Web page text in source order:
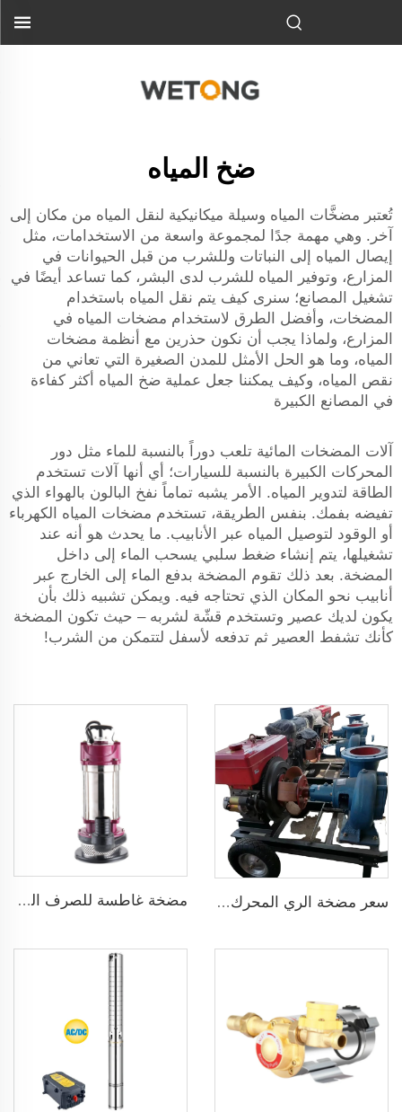
ضخ المياه
تُعتبر مضخَّات المياه وسيلة ميكانيكية لنقل المياه من مكان إلى
آخر. وهي مهمة جدًا لمجموعة واسعة من الاستخدامات، مثل
إيصال المياه إلى النباتات وللشرب من قبل الحيوانات في
المزارع، وتوفير المياه للشرب لدى البشر، كما تساعد أيضًا في
تشغيل المصانع؛ سنرى كيف يتم نقل المياه باستخدام
المضخات، وأفضل الطرق لاستخدام مضخات المياه في
المزارع، ولماذا يجب أن نكون حذرين مع أنظمة مضخات
المياه، وما هو الحل الأمثل للمدن الصغيرة التي تعاني من
نقص المياه، وكيف يمكننا جعل عملية ضخ المياه أكثر كفاءة
في المصانع الكبيرة
آلات المضخات المائية تلعب دوراً بالنسبة للماء مثل دور
المحركات الكبيرة بالنسبة للسيارات؛ أي أنها آلات تستخدم
الطاقة لتدوير المياه. الأمر يشبه تماماً نفخ البالون بالهواء الذي
تفيضه بفمك. بنفس الطريقة، تستخدم مضخات المياه الكهرباء
أو الوقود لتوصيل المياه عبر الأنابيب. ما يحدث هو أنه عند
تشغيلها، يتم إنشاء ضغط سلبي يسحب الماء إلى داخل
المضخة. بعد ذلك تقوم المضخة بدفع الماء إلى الخارج عبر
أنابيب نحو المكان الذي تحتاجه فيه. ويمكن تشبيه ذلك بأن
يكون لديك عصير وتستخدم قشّة لشربه – حيث تكون المضخة
كأنك تشفط العصير ثم تدفعه لأسفل لتتمكن من الشرب!
سعر مضخة الري المحرك الديزل مضخة غاطسة للصرف الصحي للمياه القذرة